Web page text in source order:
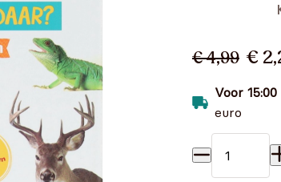
€ 4,99 €
Voor
euro
Kijk eens wat